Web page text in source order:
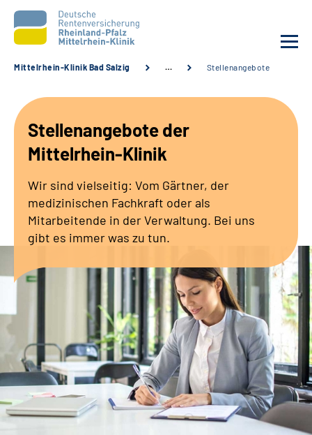
Unsere Angebote
Karriere
Zuweisende &
Leichte Sprache
Gebärdensprache
Mittelrhein-Klinik Bad Salzig … Stellenangebote
Stellenangebote der
Mittelrhein-Klinik
Wir sind vielseitig: Vom Gärtner, der
medizinischen Fachkraft oder als
Mitarbeitende in der Verwaltung. Bei uns
gibt es immer was zu tun.